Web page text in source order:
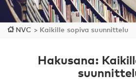
NVC > Kaikille sopiva suunnittelu
Hakusana: